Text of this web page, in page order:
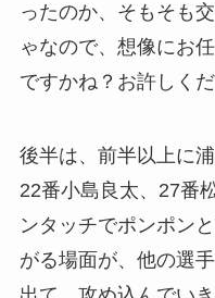
ったのか、そもそも
ゃなので、想像にお
ですかね？お許しくだ
後半は、前半以上に
22番小島良太、27番
ンタッチでポンポン
がる場面が、他の選